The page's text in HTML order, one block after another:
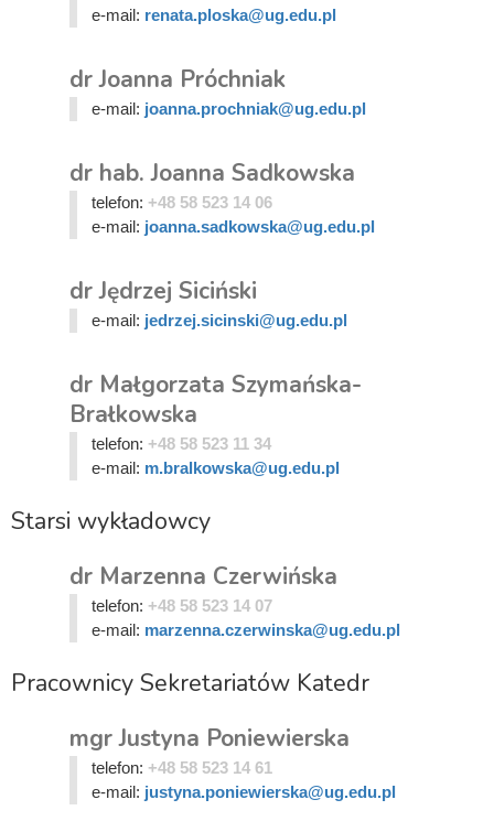
e-mail: renata.ploska@ug.edu.pl
dr Joanna Próchniak
e-mail: joanna.prochniak@ug.edu.pl
dr hab. Joanna Sadkowska
telefon: +48 58 523 14 06
e-mail: joanna.sadkowska@ug.edu.pl
dr Jędrzej Siciński
e-mail: jedrzej.sicinski@ug.edu.pl
dr Małgorzata Szymańska-
Brałkowska
telefon: +48 58 523 11 34
e-mail: m.bralkowska@ug.edu.pl
Starsi wykładowcy
dr Marzenna Czerwińska
telefon: +48 58 523 14 07
e-mail: marzenna.czerwinska@ug.edu.pl
Pracownicy Sekretariatów Katedr
mgr Justyna Poniewierska
telefon: +48 58 523 14 61
e-mail: justyna.poniewierska@ug.edu.pl